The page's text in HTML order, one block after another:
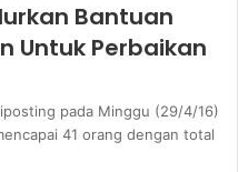
Bantuan
Untuk Perbaikan
pada Minggu (29/4/16)
41 orang dengan total